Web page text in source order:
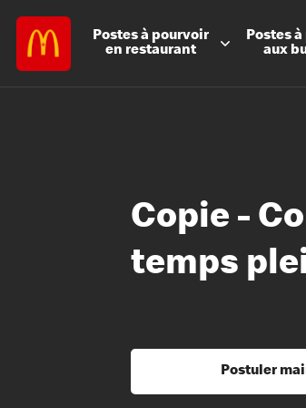
Postes à pourvoir
en restaurant
Postes à
aux
Copie -
temps
Postuler